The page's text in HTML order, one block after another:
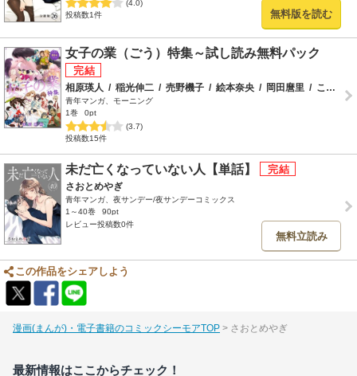
(4.0)
投稿数1件
無料版を読む
女子の業（ごう）特集～試し読み無料パック
相原瑛人 / 稲光伸二 / 売野機子 / 絵本奈央 / 岡田麿里 / こだま
青年マンガ、モーニング
1巻
0pt
(3.7)
投稿数15件
未だ亡くなっていない人【単話】
さおとめやぎ
青年マンガ、夜サンデー/夜サンデーコミックス
1～40巻
90pt
レビュー投稿数0件
無料立読み
この作品をシェアしよう
漫画(まんが)・電子書籍のコミックシーモアTOP さおとめやぎ
最新情報はここからチェック！